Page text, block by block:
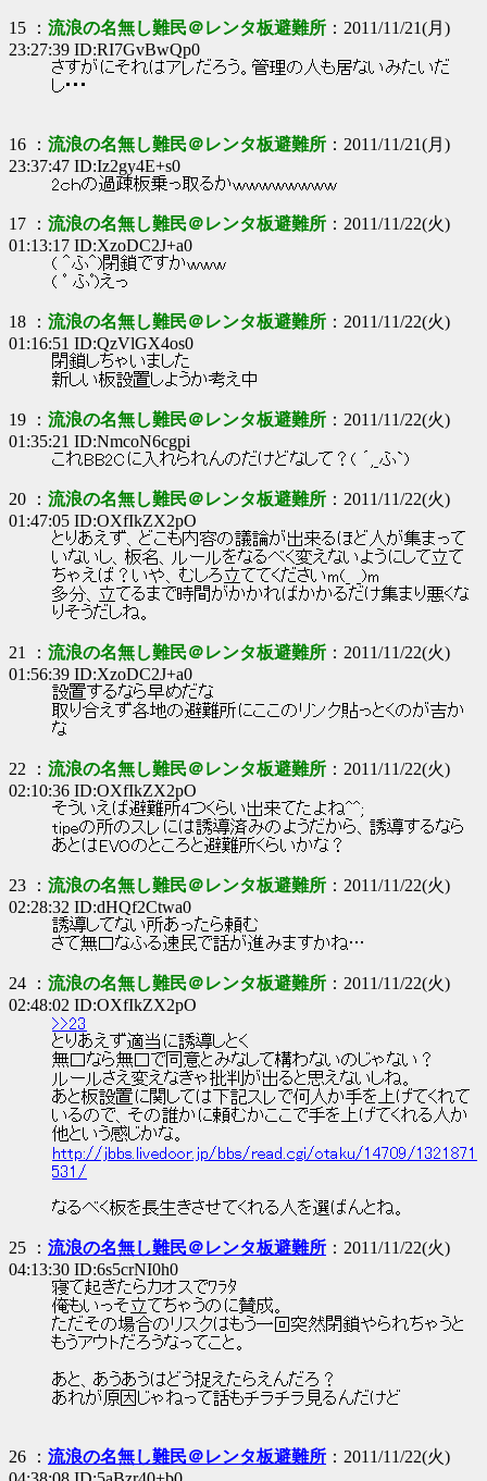
15 ： 流浪の名無し難民＠レンタ板避難所 ：2011/11/21(月)
23:27:39 ID:RI7GvBwQp0
さすがにそれはアレだろう。管理の人も居ないみたいだ
し･･･
16 ： 流浪の名無し難民＠レンタ板避難所 ：2011/11/21(月)
23:37:47 ID:Iz2gy4E+s0
2ｃｈの過疎板乗っ取るかｗｗｗｗｗｗｗｗ
17 ： 流浪の名無し難民＠レンタ板避難所 ：2011/11/22(火)
01:13:17 ID:XzoDC2J+a0
( ＾ふ＾)閉鎖ですかｗｗｗ
( ﾟ ふﾟ)えっ
18 ： 流浪の名無し難民＠レンタ板避難所 ：2011/11/22(火)
01:16:51 ID:QzVlGX4os0
閉鎖しちゃいました
新しい板設置しようか考え中
19 ： 流浪の名無し難民＠レンタ板避難所 ：2011/11/22(火)
01:35:21 ID:NmcoN6cgpi
これBB2Cに入れられんのだけどなして？( ´,_ふ`)
20 ： 流浪の名無し難民＠レンタ板避難所 ：2011/11/22(火)
01:47:05 ID:OXfIkZX2pO
とりあえず、どこも内容の議論が出来るほど人が集まって
いないし、板名、ルールをなるべく変えないようにして立て
ちゃえば？いや、むしろ立ててくださいm(_ _)m
多分、立てるまで時間がかかればかかるだけ集まり悪くな
りそうだしね。
21 ： 流浪の名無し難民＠レンタ板避難所 ：2011/11/22(火)
01:56:39 ID:XzoDC2J+a0
設置するなら早めだな
取り合えず各地の避難所にここのリンク貼っとくのが吉か
な
22 ： 流浪の名無し難民＠レンタ板避難所 ：2011/11/22(火)
02:10:36 ID:OXfIkZX2pO
そういえば避難所4つくらい出来てたよね^^;
tipeの所のスレには誘導済みのようだから、誘導するなら
あとはEVOのところと避難所くらいかな？
23 ： 流浪の名無し難民＠レンタ板避難所 ：2011/11/22(火)
02:28:32 ID:dHQf2Ctwa0
誘導してない所あったら頼む
さて無口なふる速民で話が進みますかね…
24 ： 流浪の名無し難民＠レンタ板避難所 ：2011/11/22(火)
02:48:02 ID:OXfIkZX2pO
>>23
とりあえず適当に誘導しとく
無口なら無口で同意とみなして構わないのじゃない？
ルールさえ変えなきゃ批判が出ると思えないしね。
あと板設置に関しては下記スレで何人か手を上げてくれて
いるので、その誰かに頼むかここで手を上げてくれる人か
他という感じかな。
http://jbbs.livedoor.jp/bbs/read.cgi/otaku/14709/1321871
531/
なるべく板を長生きさせてくれる人を選ばんとね。
25 ： 流浪の名無し難民＠レンタ板避難所 ：2011/11/22(火)
04:13:30 ID:6s5crNI0h0
寝て起きたらカオスでﾜﾗﾀ
俺もいっそ立てちゃうのに賛成。
ただその場合のリスクはもう一回突然閉鎖やられちゃうと
もうアウトだろうなってこと。
あと、あうあうはどう捉えたらえんだろ？
あれが原因じゃねって話もチラチラ見るんだけど
26 ： 流浪の名無し難民＠レンタ板避難所 ：2011/11/22(火)